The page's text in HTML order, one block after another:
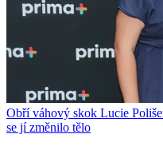
Obří váhový skok Lucie
se jí změnilo tělo